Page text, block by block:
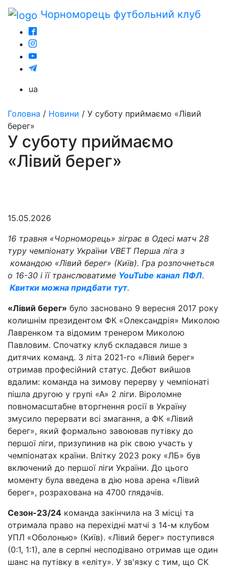
Чорноморець футбольний клуб
ua
Головна / Новини / У суботу приймаємо «Лівий
берег»
У суботу приймаємо
«Лівий берег»
15.05.2026
16 травня «Чорноморець» зіграє в Одесі матч 28
туру чемпіонату України VBET Перша ліга з
командою «Лівий берег» (Київ). Гра розпочнеться
о 16-30 і її транслюватиме YouTube канал ПФЛ.
Квитки можна придбати тут.
«Лівий берег» було засновано 9 вересня 2017 року
колишнім президентом ФК «Олександрія» Миколою
Лавренком та відомим тренером Миколою
Павловим. Спочатку клуб складався лише з
дитячих команд. З літа 2021-го «Лівий берег»
отримав професійний статус. Дебют вийшов
вдалим: команда на зимову перерву у чемпіонаті
пішла другою у групі «А» 2 ліги. Віроломне
повномасштабне вторгнення росії в Україну
змусило перервати всі змагання, а ФК «Лівий
берег», який формально завоював путівку до
першої ліги, призупинив на рік свою участь у
чемпіонатах країни. Влітку 2023 року «ЛБ» був
включений до першої ліги України. До цього
моменту була введена в дію нова арена «Лівий
берег», розрахована на 4700 глядачів.
Сезон-23/24 команда закінчила на 3 місці та
отримала право на перехідні матчі з 14-м клубом
УПЛ «Оболонью» (Київ). «Лівий берег» поступився
(0:1, 1:1), але в серпні несподівано отримав ще один
шанс на путівку в «еліту». У зв'язку с тим, що СК